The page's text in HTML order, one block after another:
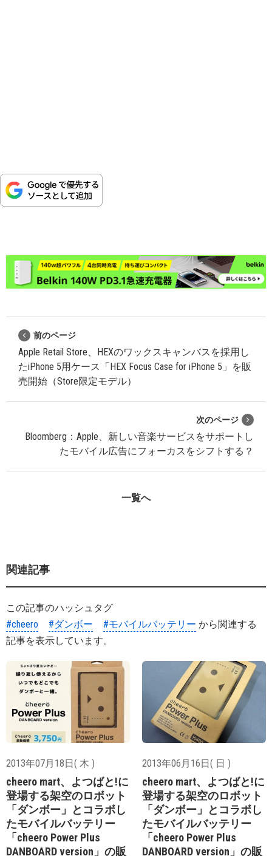
前のページ
Apple Retail Store、HEXのワックスキャンバスを採用し
たiPhone 5用ケース「HEX Focus Case for iPhone 5」を販
売開始（Store限定モデル）
次のページ
Bloomberg：Apple、新しい音楽サービスをサポートし
たモバイル広告にフォーカスをシフトする？
一覧へ
関連記事
この記事のハッシュタグ
#cheero
#ダンボー #モバイルバッテリー から関連する
記事を表示しています。
2013年07月18日( 木 )
cheero mart、よつばと!に
登場する架空のロボット
「ダンボー」とコラボし
たモバイルバッテリー
「cheero Power Plus
DANBOARD version」の販
2013年06月16日( 日 )
cheero mart、よつばと!に
登場する架空のロボット
「ダンボー」とコラボし
たモバイルバッテリー
「cheero Power Plus
DANBOARD version」の販